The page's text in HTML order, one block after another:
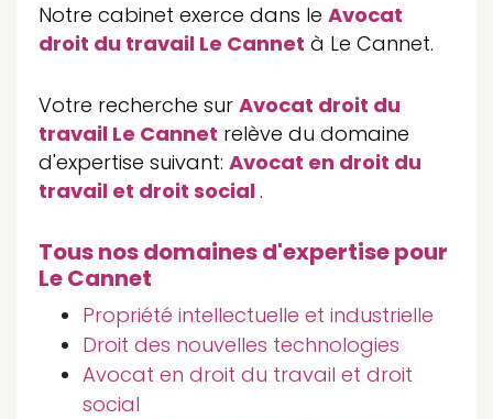
Notre cabinet exerce dans le Avocat
droit du travail Le Cannet à Le Cannet.
Votre recherche sur Avocat droit du
travail Le Cannet relève du domaine
d'expertise suivant: Avocat en droit du
travail et droit social.
Tous nos domaines d'expertise pour
Le Cannet
Propriété intellectuelle et industrielle
Droit des nouvelles technologies
Avocat en droit du travail et droit
social